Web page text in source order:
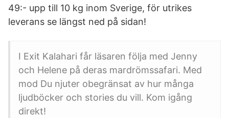
49:- upp till 10 kg inom Sverige, för utrikes
leverans se längst ned på sidan!
I Exit Kalahari får läsaren följa med Jenny
och Helene på deras mardrömssafari. Med
mod Du njuter obegränsat av hur många
ljudböcker och stories du vill. Kom igång
direkt!